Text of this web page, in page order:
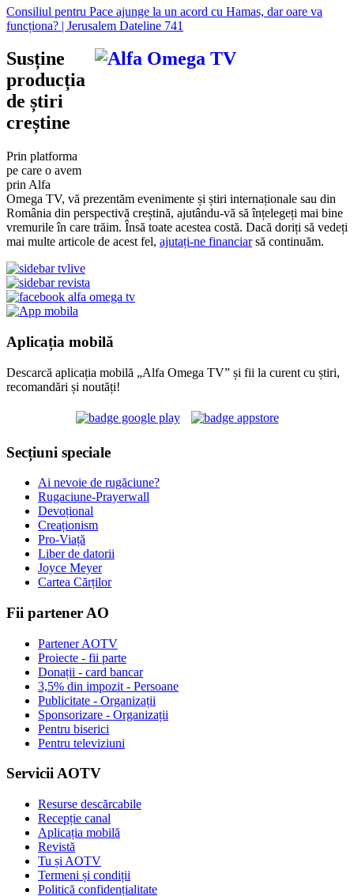
Consiliul pentru Pace ajunge la un acord cu Hamas, dar oare va
funcționa? | Jerusalem Dateline 741
Susține
producția
de știri
creștine
Prin platforma
pe care o avem
prin Alfa
Omega TV, vă prezentăm evenimente și știri internaționale sau din
România din perspectivă creștină, ajutându-vă să înțelegeți mai bine
vremurile în care trăim. Însă toate acestea costă. Dacă doriți să vedeți
mai multe articole de acest fel, ajutați-ne financiarsă continuăm.
Aplicația mobilă
Descarcă aplicația mobilă „Alfa Omega TV” și fii la curent cu știri,
recomandări și noutăți!
Secțiuni speciale
Ai nevoie de rugăciune?
Rugaciune-Prayerwall
Devoțional
Creaționism
Pro-Viață
Liber de datorii
Joyce Meyer
Cartea Cărților
Fii partener AO
Partener AOTV
Proiecte - fii parte
Donații - card bancar
3,5% din impozit - Persoane
Publicitate - Organizații
Sponsorizare - Organizații
Pentru biserici
Pentru televiziuni
Servicii AOTV
Resurse descărcabile
Recepție canal
Aplicația mobilă
Revistă
Tu și AOTV
Termeni și condiții
Politică confidențialitate